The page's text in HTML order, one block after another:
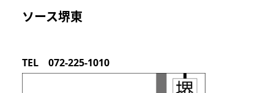
ソース堺東
TEL 072-225-1010